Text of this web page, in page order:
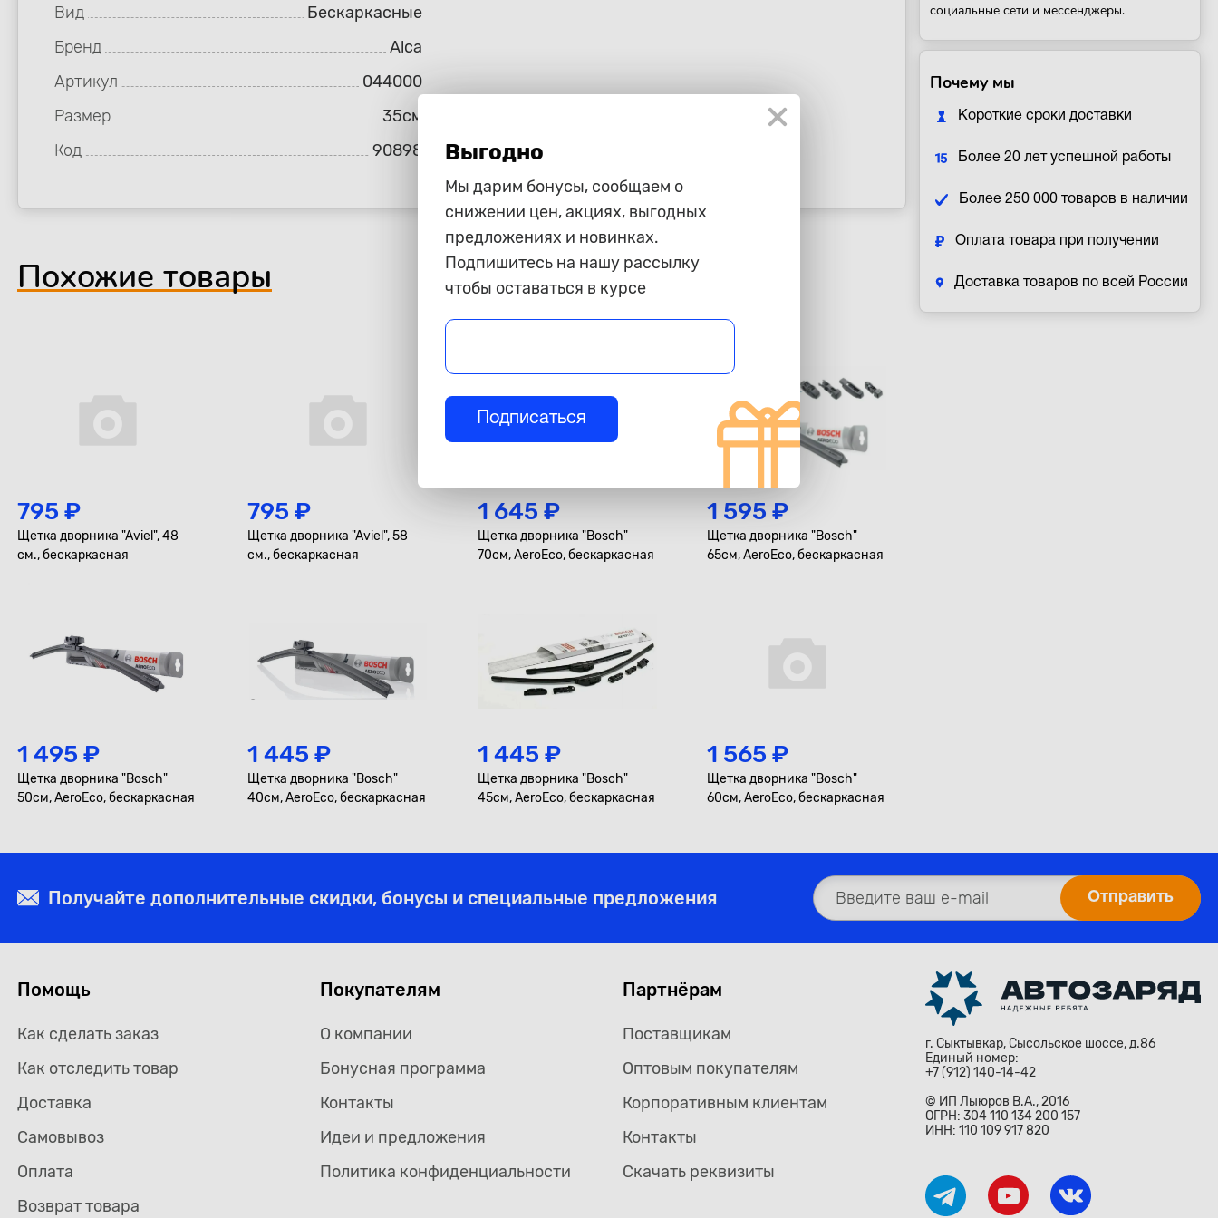
Вид
Бескаркасные
Бренд
Alca
Артикул
044000
Размер
35см
Код
90898
Похожие товары
795 ₽
Щетка дворника "Aviel", 48
см., бескаркасная
795 ₽
Щетка дворника "Aviel", 58
см., бескаркасная
1 645 ₽
Щетка дворника "Bosch"
70см, AeroEco, бескаркасная
1 595 ₽
Щетка дворника "Bosch"
65см, AeroEco, бескаркасная
1 495 ₽
Щетка дворника "Bosch"
50см, AeroEco, бескаркасная
1 445 ₽
Щетка дворника "Bosch"
40см, AeroEco, бескаркасная
1 445 ₽
Щетка дворника "Bosch"
45см, AeroEco, бескаркасная
1 565 ₽
Щетка дворника "Bosch"
60см, AeroEco, бескаркасная
социальные сети и мессенджеры.
Почему мы
Короткие сроки доставки
Более 20 лет успешной работы
Более 250 000 товаров в наличии
Оплата товара при получении
Доставка товаров по всей России
Получайте дополнительные скидки, бонусы и специальные предложения
Помощь
Как сделать заказ
Как отследить товар
Доставка
Самовывоз
Оплата
Возврат товара
Покупателям
О компании
Бонусная программа
Контакты
Идеи и предложения
Политика конфиденциальности
Партнёрам
Поставщикам
Оптовым покупателям
Корпоративным клиентам
Контакты
Скачать реквизиты
г. Сыктывкар, Сысольское шоссе, д.86
Единый номер:
+7 (912) 140-14-42
© ИП Лыюров В.А., 2016
ОГРН: 304 110 134 200 157
ИНН: 110 109 917 820
Выгодно
Мы дарим бонусы, сообщаем о
снижении цен, акциях, выгодных
предложениях и новинках.
Подпишитесь на нашу рассылку
чтобы оставаться в курсе
Подписаться